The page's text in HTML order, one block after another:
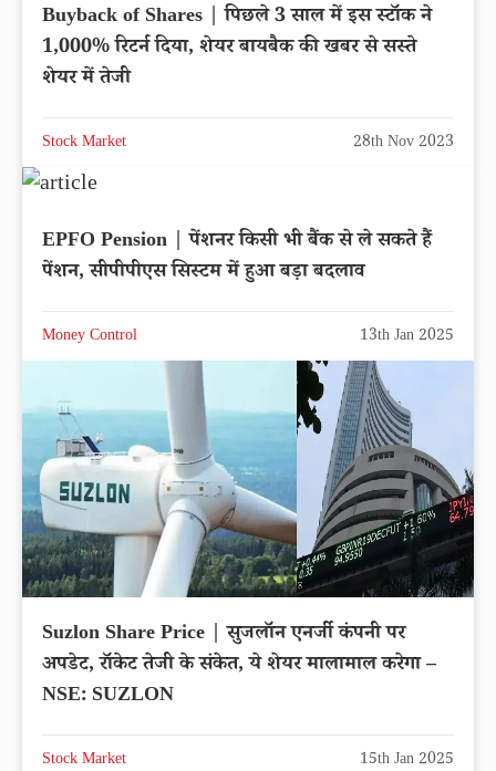
Buyback of Shares | पिछले 3 साल में इस स्टॉक ने
1,000% रिटर्न दिया, शेयर बायबैक की खबर से सस्ते
शेयर में तेजी
Stock Market 28th Nov 2023
EPFO Pension | पेंशनर किसी भी बैंक से ले सकते हैं
पेंशन, सीपीपीएस सिस्टम में हुआ बड़ा बदलाव
Money Control 13th Jan 2025
Suzlon Share Price | सुजलॉन एनर्जी कंपनी पर
अपडेट, रॉकेट तेजी के संकेत, ये शेयर मालामाल करेगा –
NSE: SUZLON
Stock Market 15th Jan 2025